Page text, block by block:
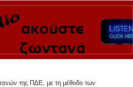
της ΠΔΕ, με τη μέθοδο των